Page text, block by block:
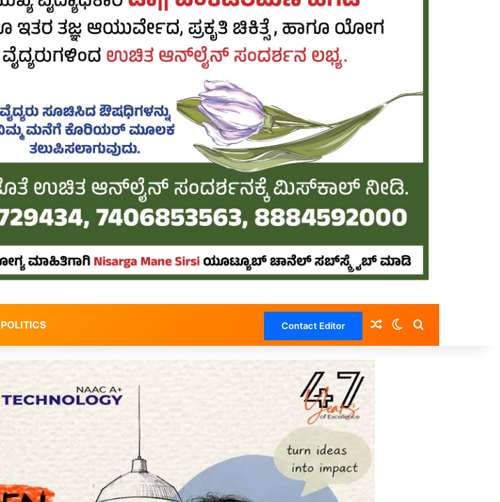
POLITICS Contact Editor Random Article
Switch skin
Search for